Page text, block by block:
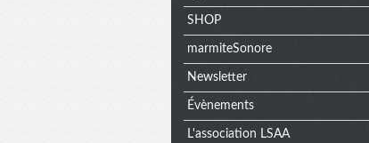
SHOP
marmiteSonore
Newsletter
Évènements
L'association LSAA